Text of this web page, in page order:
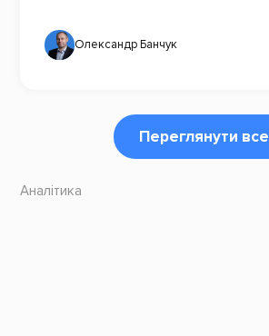
Олександр Банчук
Переглянути все
Аналітика